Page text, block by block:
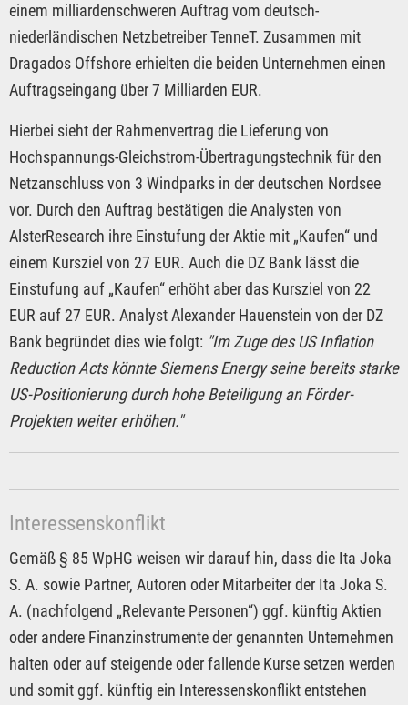
einem milliardenschweren Auftrag vom deutsch-
niederländischen Netzbetreiber TenneT. Zusammen mit
Dragados Offshore erhielten die beiden Unternehmen einen
Auftragseingang über 7 Milliarden EUR.
Hierbei sieht der Rahmenvertrag die Lieferung von
Hochspannungs-Gleichstrom-Übertragungstechnik für den
Netzanschluss von 3 Windparks in der deutschen Nordsee
vor. Durch den Auftrag bestätigen die Analysten von
AlsterResearch ihre Einstufung der Aktie mit „Kaufen“ und
einem Kursziel von 27 EUR. Auch die DZ Bank lässt die
Einstufung auf „Kaufen“ erhöht aber das Kursziel von 22
EUR auf 27 EUR. Analyst Alexander Hauenstein von der DZ
Bank begründet dies wie folgt: "Im Zuge des US Inflation
Reduction Acts könnte Siemens Energy seine bereits starke
US-Positionierung durch hohe Beteiligung an Förder-
Projekten weiter erhöhen."
Interessenskonflikt
Gemäß § 85 WpHG weisen wir darauf hin, dass die Ita Joka
S. A. sowie Partner, Autoren oder Mitarbeiter der Ita Joka S.
A. (nachfolgend „Relevante Personen“) ggf. künftig Aktien
oder andere Finanzinstrumente der genannten Unternehmen
halten oder auf steigende oder fallende Kurse setzen werden
und somit ggf. künftig ein Interessenskonflikt entstehen